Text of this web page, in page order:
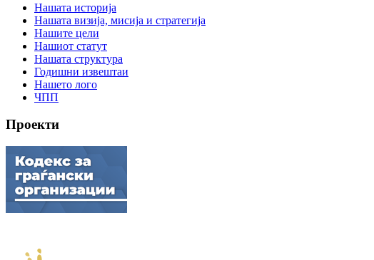
Нашата историја
Нашата визија, мисија и стратегија
Нашите цели
Нашиот статут
Нашата структура
Годишни извештаи
Нашето лого
ЧПП
Проекти